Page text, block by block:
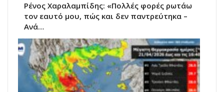
Ρένος Χαραλαμπίδης: «Πολλές φορές ρωτάω
τον εαυτό μου, πώς και δεν παντρεύτηκα –
Ανά…